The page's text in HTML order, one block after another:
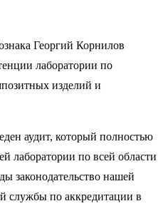
Георгий Корнилов
лаборатории по
изделий и
аудит, который полностью
лаборатории по всей области
законодательство нашей
службы по аккредитации в